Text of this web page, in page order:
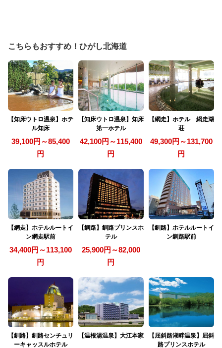
こちらもおすすめ！ひがし北海道
【知床ウトロ温泉】ホテ
ル知床
39,100円～85,400
円
【知床ウトロ温泉】知床
第一ホテル
42,100円～115,400
円
【網走】ホテル 網走湖
荘
49,300円～131,700
円
【網走】ホテルルートイ
ン網走駅前
34,400円～113,100
円
【釧路】釧路プリンスホ
テル
25,900円～82,000
円
【釧路】ホテルルートイ
ン釧路駅前
【釧路】釧路センチュリ
ーキャッスルホテル
【温根湯温泉】大江本家
【屈斜路湖畔温泉】屈斜
路プリンスホテル